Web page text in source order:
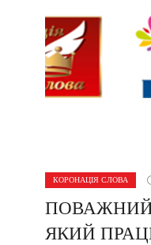
КОРОНАЦІЯ СЛОВА
ПОВАЖНИЙ
ЯКИЙ